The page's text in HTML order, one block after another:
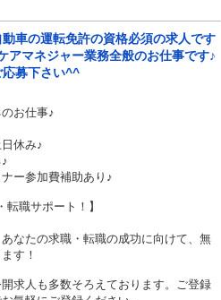
車の運転免許の資格必須の求人です
アマネジャー業務全般のお仕事です♪
応募下さい^^
お仕事♪
休み♪
ー参加費補助あり♪
転職サポート！】
なたの求職・転職の成功に向けて、無
す！
求人も多数そろえております。ご登録